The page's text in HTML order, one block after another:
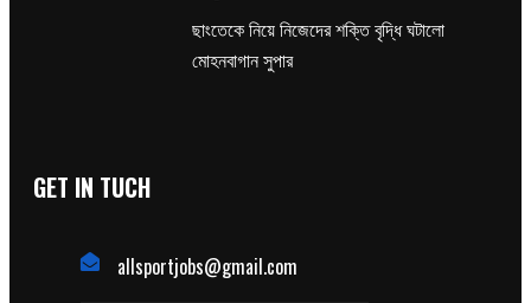
ছাংতেকে নিয়ে নিজেদের শক্তি বৃদ্ধি ঘটালো
মোহনবাগান সুপার
GET IN TUCH
allsportjobs@gmail.com